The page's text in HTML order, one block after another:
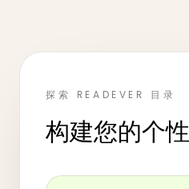
探索 READEVER 目录
构建您的个